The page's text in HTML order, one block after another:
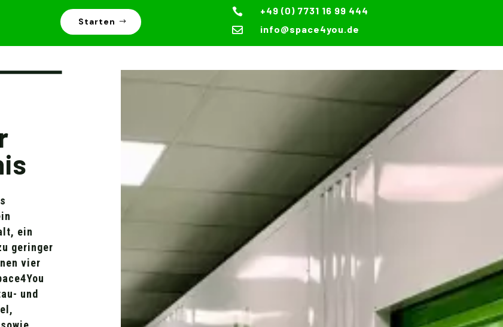
Starten
 +49 (0) 7731 16 99 444
 info@space4you.de
ein
geringer
vier
und